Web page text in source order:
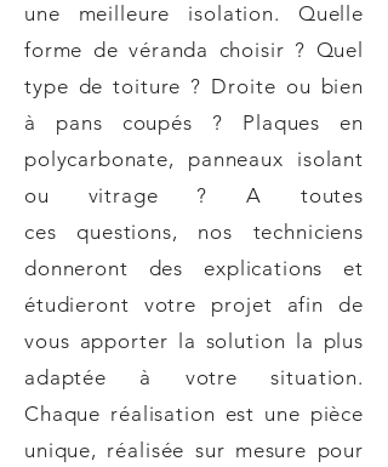
une meilleure isolation. Quelle
forme de véranda choisir ? Quel
type de toiture ? Droite ou bien
à pans coupés ? Plaques en
polycarbonate, panneaux isolant
ou vitrage ? A toutes
ces questions, nos techniciens
donneront des explications et
étudieront votre projet afin de
vous apporter la solution la plus
adaptée à votre situation.
Chaque réalisation est une pièce
unique, réalisée sur mesure pour